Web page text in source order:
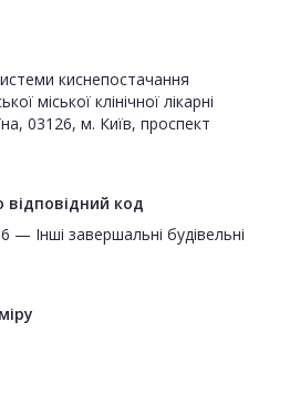
киснепостачання
міської клінічної лікарні
03126, м. Київ, проспект
відповідний код
Інші завершальні будівельні